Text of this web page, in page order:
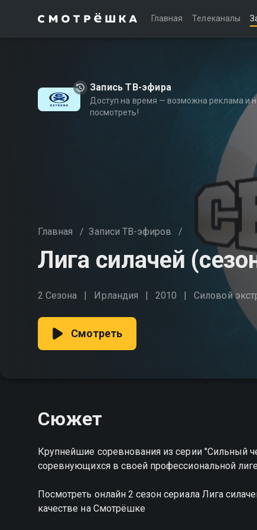
Главная Телеканалы
Запись ТВ-эфира
Доступ на время — возможна реклама и
посмотреть!
Главная / Записи ТВ-эфиров /
Лига силачей
2 Сезона Ирландия 2010 Силовой
Смотреть
Сюжет
Крупнейшие соревнования из серии "Сильный
соревнующихся в своей профессиональной лиге
Посмотреть онлайн 2 сезон сериала Лига
качестве на Смотрёшке